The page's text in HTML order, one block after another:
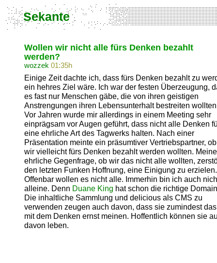
Sekante
Wollen wir nicht alle fürs Denken bezahlt
werden?
wozzek 01:35h
Einige Zeit dachte ich, dass fürs Denken bezahlt zu
ein hehres Ziel wäre. Ich war der festen Überzeugung,
es fast nur Menschen gäbe, die von ihren geistigen
Anstrengungen ihren Lebensunterhalt bestreiten
Vor Jahren wurde mir allerdings in einem Meeting sehr
einprägsam vor Augen geführt, dass nicht alle Denken
eine ehrliche Art des Tagwerks halten. Nach einer
Präsentation meinte ein präsumtiver Vertriebspartner, ob
wir vielleicht fürs Denken bezahlt werden wollten. Meine
ehrliche Gegenfrage, ob wir das nicht alle wollten,
den letzten Funken Hoffnung, eine Einigung zu erzielen.
Offenbar wollen es nicht alle. Immerhin bin ich auch
alleine. Denn Duane King hat schon die richtige
Die inhaltliche Sammlung und delicious als CMS zu
verwenden zeugen auch davon, dass sie zumindest das
mit dem Denken ernst meinen. Hoffentlich können sie
davon leben.